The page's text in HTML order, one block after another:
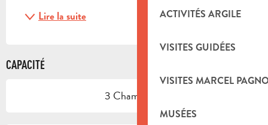
ACTIVITÉS ARGILE
VISITES GUIDÉES
VISITES MARCEL
MUSÉES
Lire la suite
CAPACITÉ
3 Chambre(s)